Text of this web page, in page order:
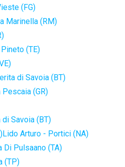
(FG)
Marinella (RM)
(TE)
di Savoia (BT)
(GR)
Savoia (BT)
Lido Arturo - Portici (NA)
Di Pulsaano (TA)
(TP)